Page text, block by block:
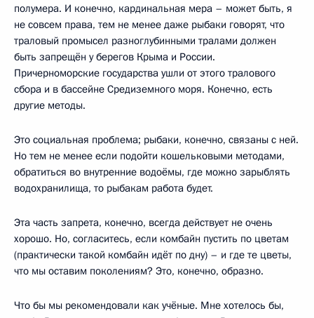
полумера. И конечно, кардинальная мера – может быть, я
не совсем права, тем не менее даже рыбаки говорят, что
траловый промысел разноглубинными тралами должен
быть запрещён у берегов Крыма и России.
Причерноморские государства ушли от этого тралового
сбора и в бассейне Средиземного моря. Конечно, есть
другие методы.
Это социальная проблема; рыбаки, конечно, связаны с ней.
Но тем не менее если подойти кошельковыми методами,
обратиться во внутренние водоёмы, где можно зарыблять
водохранилища, то рыбакам работа будет.
Эта часть запрета, конечно, всегда действует не очень
хорошо. Но, согласитесь, если комбайн пустить по цветам
(практически такой комбайн идёт по дну) – и где те цветы,
что мы оставим поколениям? Это, конечно, образно.
Что бы мы рекомендовали как учёные. Мне хотелось бы,